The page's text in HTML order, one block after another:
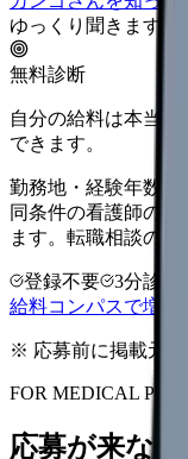
ゆっくり聞きます
無料診断
自分の給料は本当
できます。
勤務地・経験年数・
同条件の看護師の中
ます。転職相談の前
登録不要 3分診断
給料コンパスで増額
※ 応募前に掲載元
FOR MEDICAL
応募が来な